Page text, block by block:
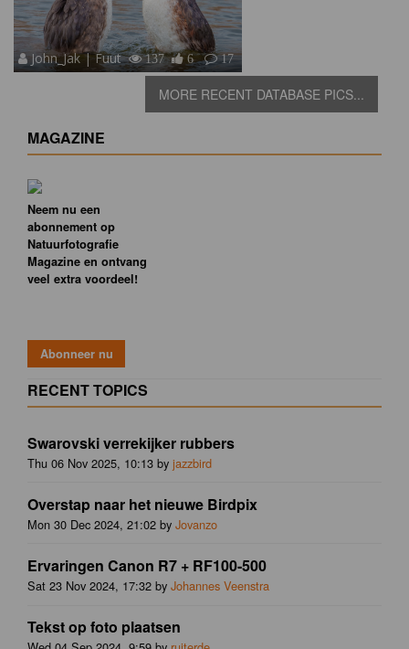
John_Jak | Fuut 137 6 17
MORE RECENT DATABASE PICS...
MAGAZINE
Neem nu een
abonnement op
Natuurfotografie
Magazine en ontvang
veel extra voordeel!
RECENT TOPICS
Swarovski verrekijker rubbers
Thu 06 Nov 2025, 10:13 by jazzbird
Overstap naar het nieuwe Birdpix
Mon 30 Dec 2024, 21:02 by Jovanzo
Ervaringen Canon R7 + RF100-500
Sat 23 Nov 2024, 17:32 by Johannes Veenstra
Tekst op foto plaatsen